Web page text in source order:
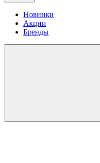
Новинки
Акции
Бренды